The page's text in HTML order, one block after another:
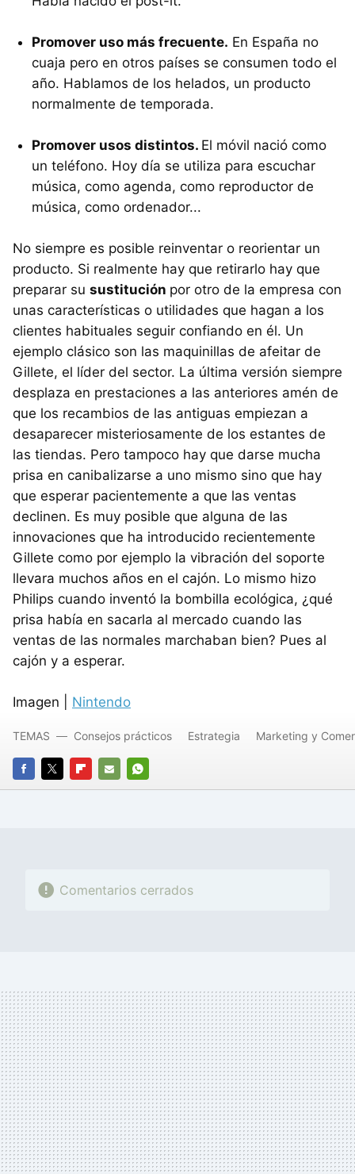
Promover uso más frecuente. En España no
cuaja pero en otros países se consumen todo el
año. Hablamos de los helados, un producto
normalmente de temporada.
Promover usos distintos. El móvil nació como
un teléfono. Hoy día se utiliza para escuchar
música, como agenda, como reproductor de
música, como ordenador...
No siempre es posible reinventar o reorientar un
producto. Si realmente hay que retirarlo hay que
preparar su sustitución por otro de la empresa con
unas características o utilidades que hagan a los
clientes habituales seguir confiando en él. Un
ejemplo clásico son las maquinillas de afeitar de
Gillete, el líder del sector. La última versión siempre
desplaza en prestaciones a las anteriores amén de
que los recambios de las antiguas empiezan a
desaparecer misteriosamente de los estantes de
las tiendas. Pero tampoco hay que darse mucha
prisa en canibalizarse a uno mismo sino que hay
que esperar pacientemente a que las ventas
declinen. Es muy posible que alguna de las
innovaciones que ha introducido recientemente
Gillete como por ejemplo la vibración del soporte
llevara muchos años en el cajón. Lo mismo hizo
Philips cuando inventó la bombilla ecológica, ¿qué
prisa había en sacarla al mercado cuando las
ventas de las normales marchaban bien? Pues al
cajón y a esperar.
Imagen | Nintendo
FACEBOOK
TWITTERFLIPBOARD
E-
WHATSAPP
TEMAS Consejos prácticos Estrategia Marketing y
Comentarios cerrados